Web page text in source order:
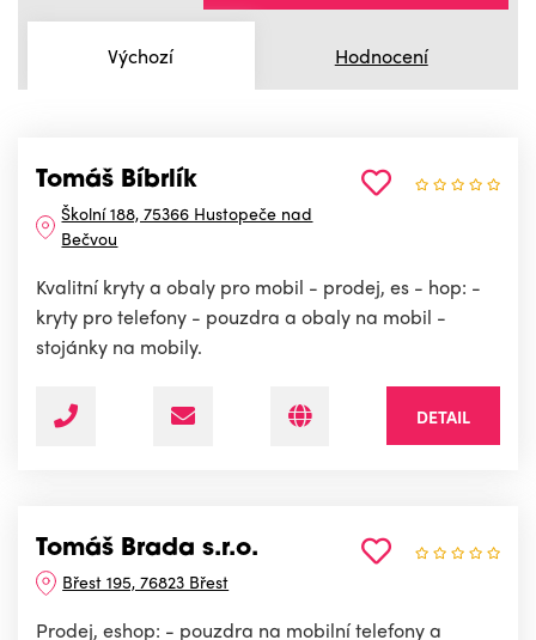
Výchozí Hodnocení
Tomáš Bíbrlík
Školní 188, 75366 Hustopeče nad
Bečvou
Kvalitní kryty a obaly pro mobil - prodej, es - hop: -
kryty pro telefony - pouzdra a obaly na mobil -
stojánky na mobily.
DETAIL
Tomáš Brada s.r.o.
Břest 195, 76823 Břest
Prodej, eshop: - pouzdra na mobilní telefony a